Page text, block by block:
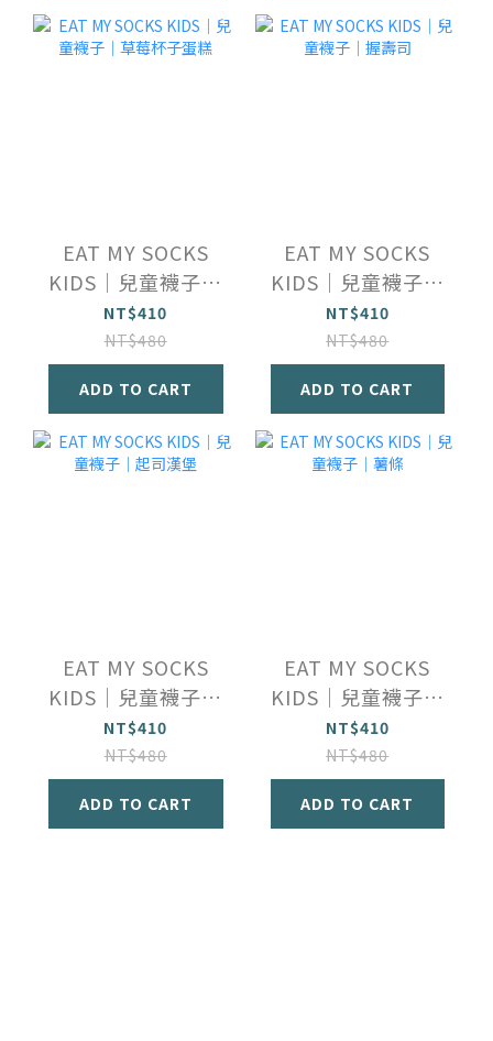
EAT MY SOCKS
KIDS｜兒童襪子｜
草莓杯子蛋糕
NT$410
NT$480
ADD TO CART
EAT MY SOCKS
KIDS｜兒童襪子｜
握壽司
NT$410
NT$480
ADD TO CART
EAT MY SOCKS
KIDS｜兒童襪子｜
起司漢堡
NT$410
NT$480
ADD TO CART
EAT MY SOCKS
KIDS｜兒童襪子｜
薯條
NT$410
NT$480
ADD TO CART